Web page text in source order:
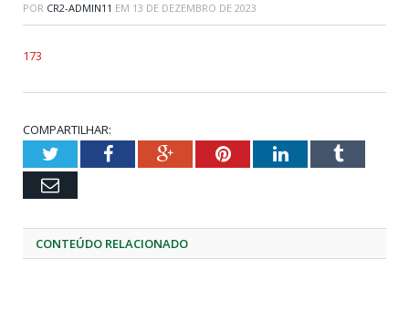
POR CR2-ADMIN11 EM 13 DE DEZEMBRO DE 2023
173
COMPARTILHAR:
TwitterFacebookGoogle+PinterestLinkedInTumblr
Email
CONTEÚDO RELACIONADO